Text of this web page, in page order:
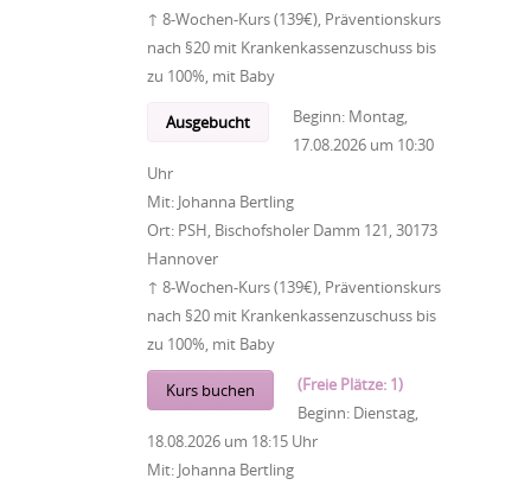
↑ 8-Wochen-Kurs (139€), Präventionskurs
nach §20 mit Krankenkassenzuschuss bis
zu 100%, mit Baby
Ausgebucht Beginn: Montag,
17.08.2026 um 10:30
Uhr
Mit: Johanna Bertling
Ort: PSH, Bischofsholer Damm 121, 30173
Hannover
↑ 8-Wochen-Kurs (139€), Präventionskurs
nach §20 mit Krankenkassenzuschuss bis
zu 100%, mit Baby
Kurs buchen
(Freie Plätze: 1)
Beginn: Dienstag,
18.08.2026 um 18:15 Uhr
Mit: Johanna Bertling